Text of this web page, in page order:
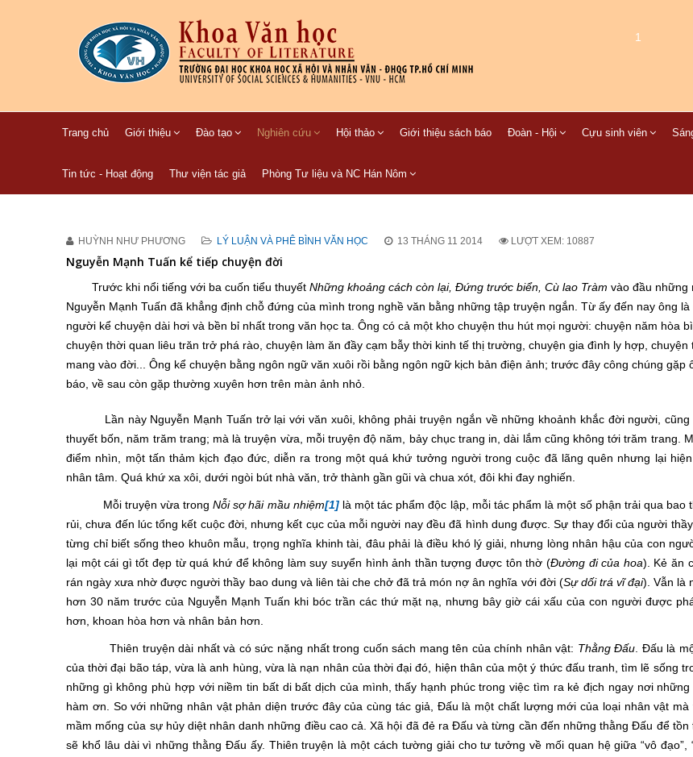
1
Trang chủ Giới thiệu Đào tạo Nghiên cứu Hội thảo Giới thiệu sách báo Đoàn - Hội Cựu sinh viên
Tin tức - Hoạt động Thư viện tác giả Phòng Tư liệu và NC Hán Nôm
HUỲNH NHƯ PHƯƠNG LÝ LUẬN VÀ PHÊ BÌNH VĂN HỌC 13 THÁNG 11 2014 LƯỢT XEM: 10887
Nguyễn Mạnh Tuấn kể tiếp chuyện đời
Trước khi nổi tiếng với ba cuốn tiểu thuyết Những khoảng cách còn lại, Đứng trước biển, Cù lao Tràm vào đầu những
Nguyễn Mạnh Tuấn đã khẳng định chỗ đứng của mình trong nghề văn bằng những tập truyện ngắn. Từ ấy đến nay ông
người kể chuyện dài hơi và bền bỉ nhất trong văn học ta. Ông có cả một kho chuyện thu hút mọi người: chuyện năm hòa
chuyện thời quan liêu trăn trở phá rào, chuyện làm ăn đầy cạm bẫy thời kinh tế thị trường, chuyện gia đình ly hợp, chuyện
mang vào đời... Ông kể chuyện bằng ngôn ngữ văn xuôi rồi bằng ngôn ngữ kịch bản điện ảnh; trước đây công chúng gặp
báo, về sau còn gặp thường xuyên hơn trên màn ảnh nhỏ.
Lần này Nguyễn Mạnh Tuấn trở lại với văn xuôi, không phải truyện ngắn về những khoảnh khắc đời người, cũng
thuyết bốn, năm trăm trang; mà là truyện vừa, mỗi truyện độ năm, bảy chục trang in, dài lắm cũng không tới trăm trang.
điểm nhìn, một tấn thảm kịch đạo đức, diễn ra trong một quá khứ tưởng người trong cuộc đã lãng quên nhưng lại
nhân tâm. Quá khứ xa xôi, dưới ngòi bút nhà văn, trở thành gần gũi và chua xót, đôi khi đay nghiến.
Mỗi truyện vừa trongNỗi sợ hãi mầu nhiệm[1]là một tác phẩm độc lập, mỗi tác phẩm là một số phận trải qua bao
rủi, chưa đến lúc tổng kết cuộc đời, nhưng kết cục của mỗi người nay đều đã hình dung được. Sự thay đổi của người
từng chỉ biết sống theo khuôn mẫu, trọng nghĩa khinh tài, đâu phải là điều khó lý giải, nhưng lòng nhân hậu của con
lại một cái gì tốt đẹp từ quá khứ để không làm suy suyển hình ảnh thần tượng được tôn thờ (Đường đi của hoa). Kẻ ăn
rán ngày xưa nhờ được người thầy bao dung và liên tài che chở đã trả món nợ ân nghĩa với đời (Sự dối trá vĩ đại). Vẫn là
hơn 30 năm trước của Nguyễn Mạnh Tuấn khi bóc trần các thứ mặt nạ, nhưng bây giờ cái xấu của con người được
hơn, khoan hòa hơn và nhân bản hơn.
Thiên truyện dài nhất và có sức nặng nhất trong cuốn sách mang tên của chính nhân vật: Thằng Đấu . Đấu là
của thời đại bão táp, vừa là anh hùng, vừa là nạn nhân của thời đại đó, hiện thân của một ý thức đấu tranh, tìm lẽ sống
những gì không phù hợp với niềm tin bất di bất dịch của mình, thấy hạnh phúc trong việc tìm ra kẻ địch ngay nơi
hàm ơn. So với những nhân vật phản diện trước đây của cùng tác giả, Đấu là một chất lượng mới của loại nhân vật mà
mầm mống của sự hủy diệt nhân danh những điều cao cả. Xã hội đã đẻ ra Đấu và từng cần đến những thằng Đấu để tồn
sẽ khổ lâu dài vì những thằng Đấu ấy. Thiên truyện là một cách tường giải cho tư tưởng về mối quan hệ giữa “vô đạo”,